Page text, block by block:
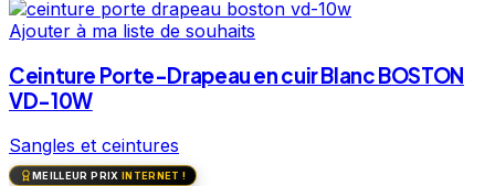
Ajouter à ma liste de souhaits
Ceinture Porte-Drapeau en cuir Blanc BOSTON
VD-10W
Sangles et ceintures
MEILLEUR PRIX INTERNET !